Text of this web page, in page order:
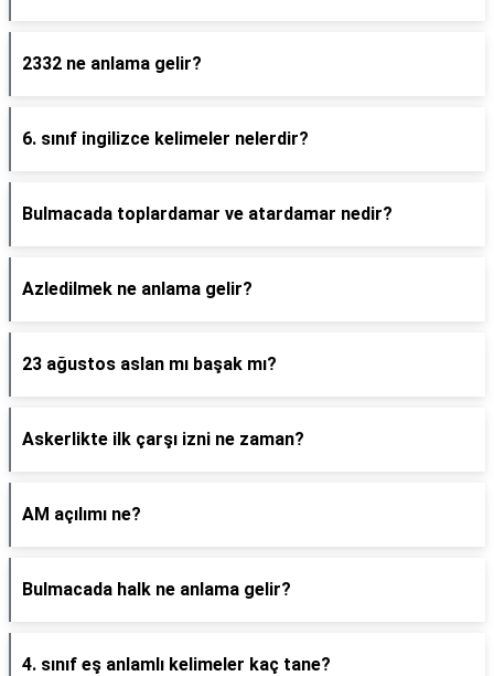
2332 ne anlama gelir?
6. sınıf ingilizce kelimeler nelerdir?
Bulmacada toplardamar ve atardamar nedir?
Azledilmek ne anlama gelir?
23 ağustos aslan mı başak mı?
Askerlikte ilk çarşı izni ne zaman?
AM açılımı ne?
Bulmacada halk ne anlama gelir?
4. sınıf eş anlamlı kelimeler kaç tane?